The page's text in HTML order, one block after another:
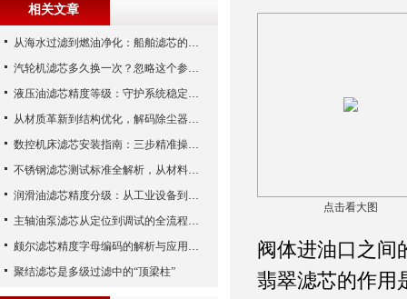
点击看大图
阀体进油口之间
翡翠滤芯的作用
相关文章
从海水过滤到燃油净化：船舶滤芯的多场景应用解析
汽轮机滤芯多久换一次？忽略这个参数，机组非停损失可能上百万！
液压油滤芯精度等级：守护系统稳定与寿命的“微米标尺”
从材质革新到结构优化，解码除尘器滤芯性能跃升的核心逻辑
数控机床滤芯安装指南：三步精准操作，杜绝设备“亚健康”
不锈钢滤芯测试标准全解析，从材料性能到应用场景的严苛验证
润滑油滤芯精度分级：从工业设备到精密系统的过滤密码
主轴油泵滤芯从定位到调试的全流程解析
颇尔滤芯精度字母编码的解析与应用指南
聚结滤芯是多级过滤中的“顶梁柱”